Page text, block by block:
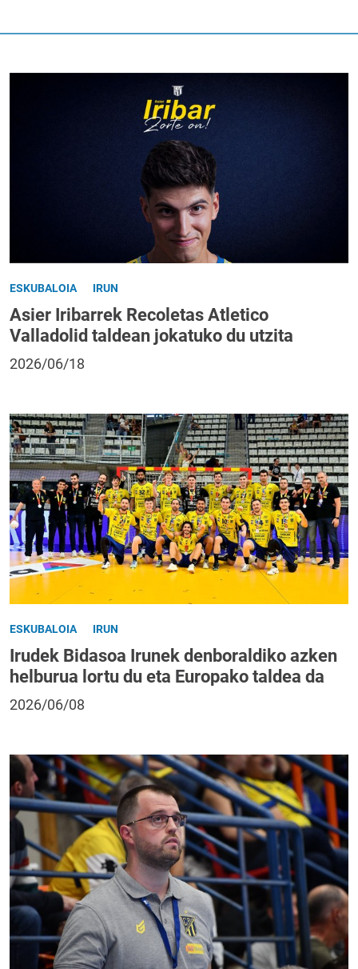
ESKUBALOIA IRUN
Asier Iribarrek Recoletas Atletico
Valladolid taldean jokatuko du utzita
2026/06/18
ESKUBALOIA IRUN
Irudek Bidasoa Irunek denboraldiko azken
helburua lortu du eta Europako taldea da
2026/06/08